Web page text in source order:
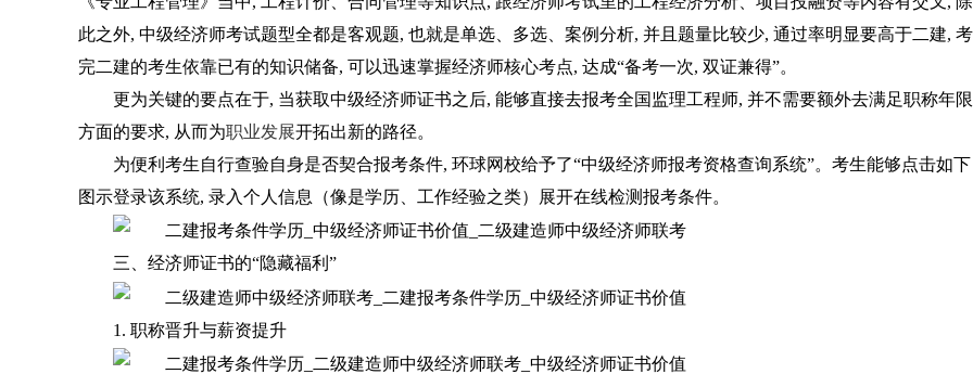
此之外, 中级经济师考试题型全都是客观题, 也就是单选、多选、案例分析, 并且题量比较少, 通过率明显要高于二建, 考
完二建的考生依靠已有的知识储备, 可以迅速掌握经济师核心考点, 达成“备考一次, 双证兼得”。
更为关键的要点在于, 当获取中级经济师证书之后, 能够直接去报考全国监理工程师, 并不需要额外去满足职称年限
方面的要求, 从而为职业发展开拓出新的路径。
为便利考生自行查验自身是否契合报考条件, 环球网校给予了“中级经济师报考资格查询系统”。考生能够点击如下
图示登录该系统, 录入个人信息（像是学历、工作经验之类）展开在线检测报考条件。
三、经济师证书的“隐藏福利”
1. 职称晋升与薪资提升